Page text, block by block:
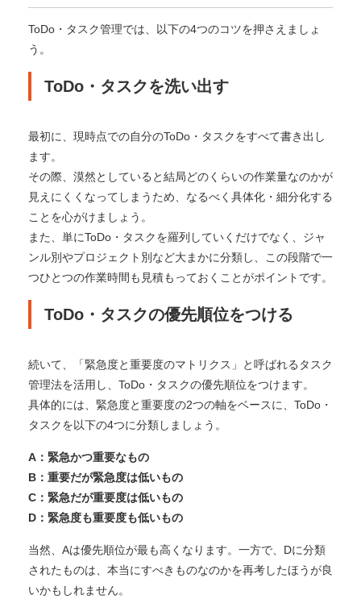
ToDo・タスク管理では、以下の4つのコツを押さえましょ
う。
ToDo・タスクを洗い出す
最初に、現時点での自分のToDo・タスクをすべて書き出し
ます。
その際、漠然としていると結局どのくらいの作業量なのかが
見えにくくなってしまうため、なるべく具体化・細分化する
ことを心がけましょう。
また、単にToDo・タスクを羅列していくだけでなく、ジャ
ンル別やプロジェクト別など大まかに分類し、この段階で一
つひとつの作業時間も見積もっておくことがポイントです。
ToDo・タスクの優先順位をつける
続いて、「緊急度と重要度のマトリクス」と呼ばれるタスク
管理法を活用し、ToDo・タスクの優先順位をつけます。
具体的には、緊急度と重要度の2つの軸をベースに、ToDo・
タスクを以下の4つに分類しましょう。
A：緊急かつ重要なもの
B：重要だが緊急度は低いもの
C：緊急だが重要度は低いもの
D：緊急度も重要度も低いもの
当然、Aは優先順位が最も高くなります。一方で、Dに分類
されたものは、本当にすべきものなのかを再考したほうが良
いかもしれません。